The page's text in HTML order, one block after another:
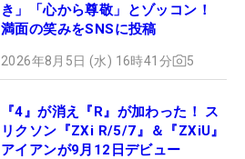
き」「心から尊敬」とゾッコン！
満面の笑みをSNSに投稿
2026年8月5日 (水) 16時41分 5
『4』が消え『R』が加わった！ ス
リクソン『ZXi R/5/7』＆『ZXiU』
アイアンが9月12日デビュー